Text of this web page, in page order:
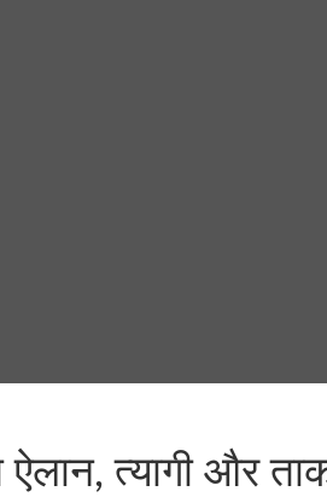
त्यागी और